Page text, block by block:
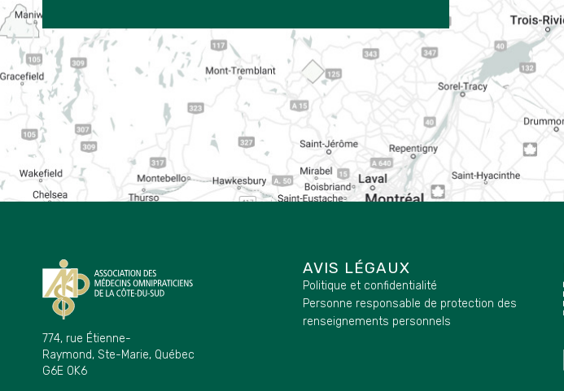
774, rue Étienne-
Raymond, Ste-Marie, Québec
G6E 0K6
AVIS LÉGAUX
Politique et confidentialité
Personne responsable de protection des
renseignements personnels